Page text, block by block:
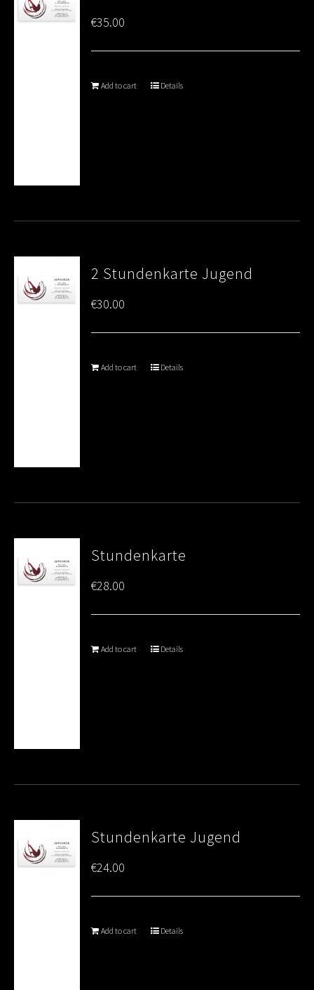
€35.00
Add to cart Details
2 Stundenkarte Jugend
€30.00
Add to cart Details
Stundenkarte
€28.00
Add to cart Details
Stundenkarte Jugend
€24.00
Add to cart Details